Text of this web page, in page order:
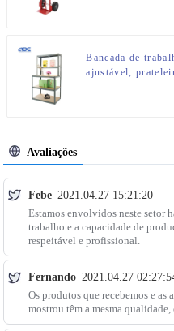
Bancada de
ajustável,
Avaliações
Febe 2021.04.27 15:21:20
Estamos envolvidos neste setor
trabalho e a capacidade de
respeitável e profissional.
Fernando 2021.04.27
Os produtos que recebemos e as
mostrou têm a mesma